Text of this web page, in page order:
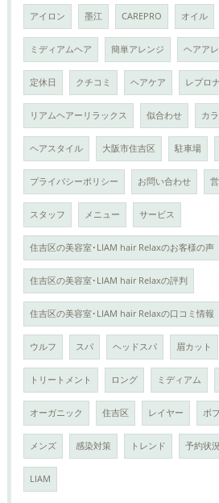
アイロン 墨江 CAREPRO オイル
ミディアムヘア 簡単アレンジ ヘアア
定休日 クチコミ ヘアケア レプロ
リアムヘアーリラックス 似合わせ カ
ヘアスタイル 大阪市住吉区 駐車場
プライバシーポリシー お問い合わせ
スタッフ メニュー サービス
住吉区の美容室･LIAM hair Relaxのお客様の声
住吉区の美容室･LIAM hair Relaxの評判
住吉区の美容室･LIAM hair Relaxの口コミ情報
ウルフ スパ ヘッドスパ 眉カット
トリートメント ロング ミディアム
オーガニック 住吉区 レイヤー ボ
メンズ 感染対策 トレンド 予約状
LIAM